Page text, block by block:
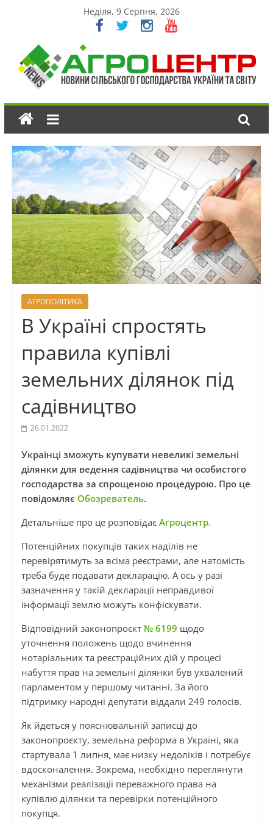
Неділя, 9 Серпня, 2026
АГРОПОЛІТИКА
В Україні спростять
правила купівлі
земельних ділянок під
садівництво
26.01.2022
Українці зможуть купувати невеликі земельні
ділянки для ведення садівництва чи особистого
господарства за спрощеною процедурою. Про це
повідомляє Обозреватель.
Детальніше про це розповідає Агроцентр.
Потенційних покупців таких наділів не
перевірятимуть за всіма реєстрами, але натомість
треба буде подавати декларацію. А ось у разі
зазначення у такій декларації неправдивої
інформації землю можуть конфіскувати.
Відповідний законопроєкт № 6199 щодо
уточнення положень щодо вчинення
нотаріальних та реєстраційних дій у процесі
набуття прав на земельні ділянки був ухвалений
парламентом у першому читанні. За його
підтримку народні депутати віддали 249 голосів.
Як йдеться у пояснювальній записці до
законопроєкту, земельна реформа в Україні, яка
стартувала 1 липня, має низку недоліків і потребує
вдосконалення. Зокрема, необхідно переглянути
механізми реалізації переважного права на
купівлю ділянки та перевірки потенційного
покупця.